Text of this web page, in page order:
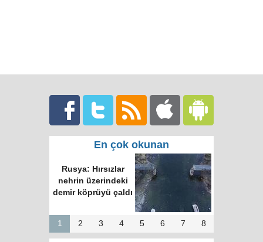
En çok okunan
Rusya: Hırsızlar
nehrin üzerindeki
demir köprüyü çaldı
1 2 3 4 5 6 7 8